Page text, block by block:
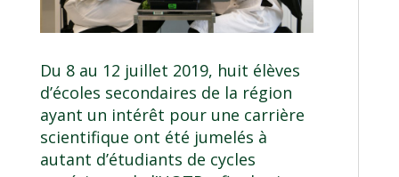
Du 8 au 12 juillet 2019, huit élèves
d’écoles secondaires de la région
ayant un intérêt pour une carrière
scientifique ont été jumelés à
autant d’étudiants de cycles